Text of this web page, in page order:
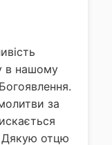
в нашому
за
Дякую отцю